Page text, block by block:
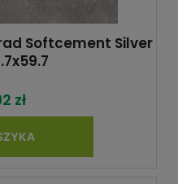
Softcement Silver
zł